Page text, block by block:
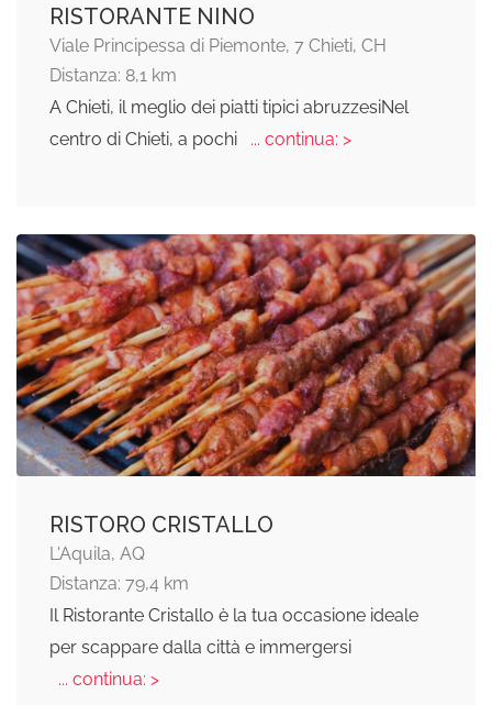
RISTORANTE NINO
Viale Principessa di Piemonte, 7 Chieti, CH
Distanza: 8,1 km
A Chieti, il meglio dei piatti tipici abruzzesiNel
centro di Chieti, a pochi
... continua: >
RISTORO CRISTALLO
L'Aquila, AQ
Distanza: 79,4 km
Il Ristorante Cristallo è la tua occasione ideale
per scappare dalla città e immergersi
... continua: >